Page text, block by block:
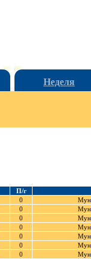
Неделя
П/г
0
0
0
0
0
0
0